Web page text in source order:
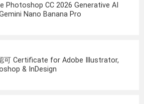
Photoshop CC 2026 Generative AI
Nano Banana Pro
可 Certificate for Adobe Illustrator,
& InDesign